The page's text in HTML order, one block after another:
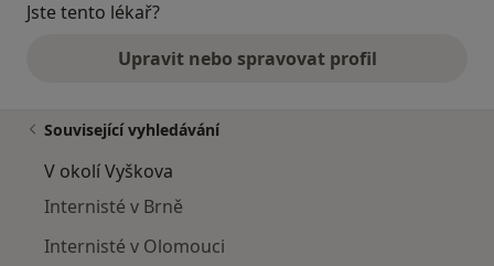
Jste tento lékař?
Upravit nebo spravovat profil
Související vyhledávání
V okolí Vyškova
Internisté v Brně
Internisté v Olomouci